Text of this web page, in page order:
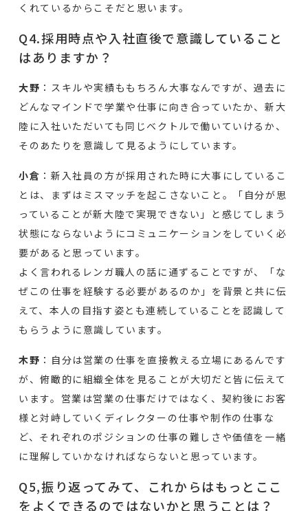
くれているからこそだと思います。
Q4.採用時点や入社直後で意識していること
はありますか？
大野 ：スキルや実績ももちろん大事なんですが、過去に
どんなマインドで学業や仕事に向き合っていたか、新大
陸に入社いただいても同じベクトルで働いていけるか、
そのあたりを意識して見るようにしています。
小倉 ：新入社員の方が採用された時に大事にしているこ
とは、まずはミスマッチを起こさないこと。「自分が思
っていることが新大陸で実現できない」と感じてしまう
状態にならないようにコミュニケーションをしていく必
要があると思っています。
よく言われるレンガ職人の話に通ずることですが、「な
ぜこの仕事を経験する必要があるのか」を背景と共に伝
えて、本人の目指す姿とも連続していることを認識して
もらうように意識しています。
木野 ：自分は営業の仕事を直接教える立場にあるんです
が、俯瞰的に組織全体を見ることが大切だと皆に伝えて
います。営業は営業の仕事だけではなく、契約後にお客
様と対峙していくディレクターの仕事や制作の仕事な
ど、それぞれのポジションの仕事の難しさや価値を一緒
に理解していかなければならないと思っています。
Q5,振り返ってみて、これからはもっとここ
をよくできるのではないかと思うことは？